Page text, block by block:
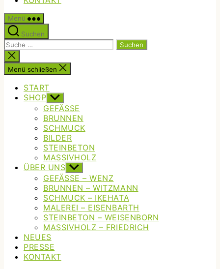
Menü
Suchen
Suche
nach:
Suche
schließen
Menü schließen
START
SHOP Untermenü
anzeigen
GEFÄSSE
BRUNNEN
SCHMUCK
BILDER
STEINBETON
MASSIVHOLZ
ÜBER UNS Untermenü
anzeigen
GEFÄSSE – WENZ
BRUNNEN – WITZMANN
SCHMUCK – IKEHATA
MALEREI – EISENBARTH
STEINBETON – WEISENBORN
MASSIVHOLZ – FRIEDRICH
NEUES
PRESSE
KONTAKT